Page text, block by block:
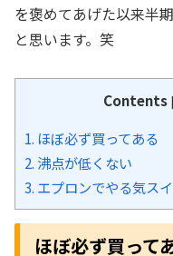
を褒めてあげた以来半
と思います。笑
Contents
1. ほぼ必ず買ってある
2. 沸点が低くない
3. エプロンでやる気ス
ほぼ必ず買って